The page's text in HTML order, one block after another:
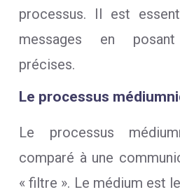
processus. Il est
messages en
précises.
Le processus
Le processus
comparé à une
« filtre ». Le médium est